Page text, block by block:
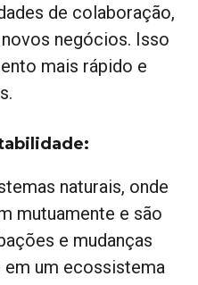
de colaboração,
negócios. Isso
mais rápido e
naturais, onde
mutuamente e são
e mudanças
em um ecossistema